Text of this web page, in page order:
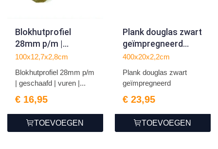
Blokhutprofiel
28mm p/m |
geschaafd | vuren |
geïmpregneerd
100x12,7x2,8cm
Blokhutprofiel 28mm p/m
| geschaafd | vuren |...
€ 16,95
TOEVOEGEN
Plank douglas zwart
geïmpregneerd
2.2x20.0x400cm
400x20x2,2cm
Plank douglas zwart
geïmpregneerd
€ 23,95
TOEVOEGEN